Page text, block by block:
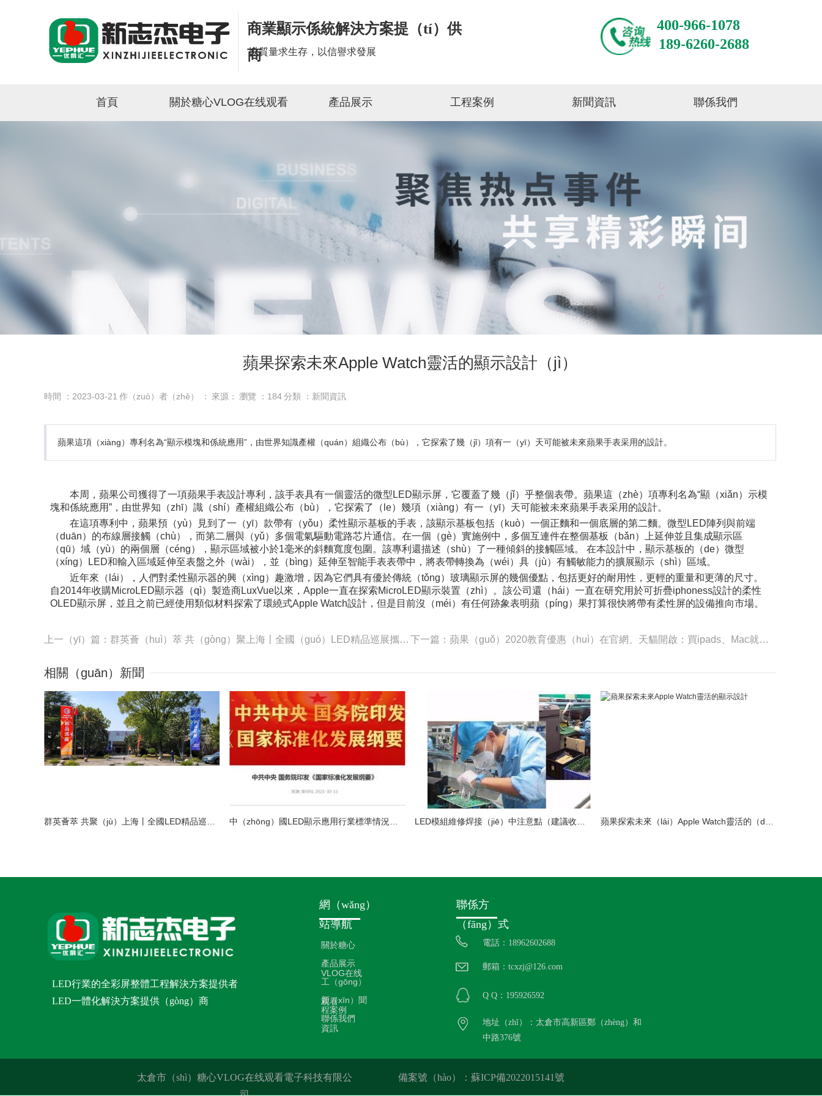
商業顯示係統解決方案提（tí）供
商
以質量求生存，以信譽求發展
400-966-1078
189-6260-2688
首頁 關於糖心VLOG在线观看 產品展示 工程案例 新聞資訊 聯係我們
蘋果探索未來Apple Watch靈活的顯示設計（jì）
時間 ：2023-03-21 作（zuò）者（zhě） ： 來源： 瀏覽 ： 184分類 ：新聞資訊
蘋果這項（xiàng）專利名為“顯示模塊和係統應用”，由世界知識產權（quán）組織公布（bù），它探索了幾（jǐ）項有一（yī）天可能被未來蘋果手表采用的設計。
本周，蘋果公司獲得了一項蘋果手表設計專利，該手表具有一個靈活的微型LED顯示屏，它覆蓋了幾（jǐ）乎整個表帶。蘋果這（zhè）項專利名為“顯（xiǎn）示模
塊和係統應用”，由世界知（zhī）識（shí）產權組織公布（bù），它探索了（le）幾項（xiàng）有一（yī）天可能被未來蘋果手表采用的設計。
在這項專利中，蘋果預（yù）見到了一（yī）款帶有（yǒu）柔性顯示基板的手表，該顯示基板包括（kuò）一個正麵和一個底層的第二麵。微型LED陣列與前端
（duān）的布線層接觸（chù），而第二層與（yǔ）多個電氣驅動電路芯片通信。在一個（gè）實施例中，多個互連件在整個基板（bǎn）上延伸並且集成顯示區
（qū）域（yù）的兩個層（céng），顯示區域被小於1毫米的斜麵寬度包圍。該專利還描述（shù）了一種傾斜的接觸區域。 在本設計中，顯示基板的（de）微型
（xíng）LED和輸入區域延伸至表盤之外（wài），並（bìng）延伸至智能手表表帶中，將表帶轉換為（wéi）具（jù）有觸敏能力的擴展顯示（shì）區域。
近年來（lái），人們對柔性顯示器的興（xìng）趣激增，因為它們具有優於傳統（tǒng）玻璃顯示屏的幾個優點，包括更好的耐用性，更輕的重量和更薄的尺寸。
自2014年收購MicroLED顯示器（qì）製造商LuxVue以來，Apple一直在探索MicroLED顯示裝置（zhì）。該公司還（hái）一直在研究用於可折疊iphoness設計的柔性
OLED顯示屏，並且之前已經使用類似材料探索了環繞式Apple Watch設計，但是目前沒（méi）有任何跡象表明蘋（píng）果打算很快將帶有柔性屏的設備推向市場。
上一（yī）篇：群英薈（huì）萃 共（gòng）聚上海丨全國（guó）LED精品巡展攜手共（gòng）謀行業（yè）發展大計 下一篇：蘋果（guǒ）2020教育優惠（huì）在官網、天貓開啟：買ipads、Mac就送AirPods
相關（guān）新聞
群英薈萃 共聚（jù）上海丨全國LED精品巡（xún）展攜手共謀（móu）行業發展（zhǎn）大計 中（zhōng）國LED顯示應用行業標準情況一覽 LED模組維修焊接（jiē）中注意點（建議收藏） 蘋果探索未來（lái）Apple Watch靈活的（de）顯示設計
LED行業的全彩屏整體工程解決方案提供者
LED一體化解決方案提供（gòng）商
網（wǎng）
站導航
關於糖心
VLOG在线
观看
產品展示
工（gōng）
程案例
新（xīn）聞
資訊
聯係我們
聯係方
（fāng）式
電話：18962602688
郵箱：tcxzj@126.com
Q Q：195926592
地址（zhǐ）：太倉市高新區鄭（zhèng）和
中路376號
太倉市（shì）糖心VLOG在线观看電子科技有限公
備案號（hào）：蘇ICP備2022015141號